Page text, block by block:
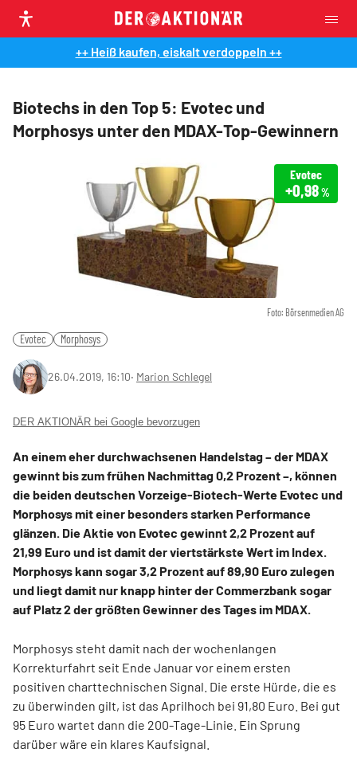
++ Heiß kaufen, eiskalt verdoppeln ++
Biotechs in den Top 5: Evotec und
Morphosys unter den MDAX-Top-Gewinnern
Foto: Börsenmedien AG
Evotec
+0,98%
Evotec Morphosys
26.04.2019, 16:10‧ Marion Schlegel
DER AKTIONÄR bei Google bevorzugen
An einem eher durchwachsenen Handelstag – der MDAX
gewinnt bis zum frühen Nachmittag 0,2 Prozent –, können
die beiden deutschen Vorzeige-Biotech-Werte Evotec und
Morphosys mit einer besonders starken Performance
glänzen. Die Aktie von Evotec gewinnt 2,2 Prozent auf
21,99 Euro und ist damit der viertstärkste Wert im Index.
Morphosys kann sogar 3,2 Prozent auf 89,90 Euro zulegen
und liegt damit nur knapp hinter der Commerzbank sogar
auf Platz 2 der größten Gewinner des Tages im MDAX.
Morphosys steht damit nach der wochenlangen
Korrekturfahrt seit Ende Januar vor einem ersten
positiven charttechnischen Signal. Die erste Hürde, die es
zu überwinden gilt, ist das Aprilhoch bei 91,80 Euro. Bei gut
95 Euro wartet dann die 200-Tage-Linie. Ein Sprung
darüber wäre ein klares Kaufsignal.